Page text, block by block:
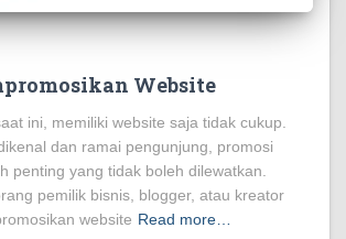
Website
ini, memiliki website saja tidak cukup.
dan ramai pengunjung, promosi
penting yang tidak boleh dilewatkan.
pemilik bisnis, blogger, atau kreator
website Read more…